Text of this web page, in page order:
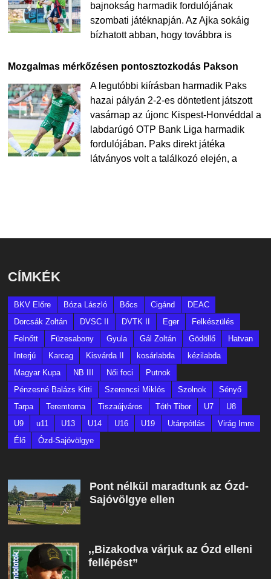
bajnokság harmadik fordulójának
szombati játéknapján. Az Ajka sokáig
bízhatott abban, hogy továbbra is
Mozgalmas mérkőzésen pontosztozkodás Pakson
A legutóbbi kiírásban harmadik Paks
hazai pályán 2-2-es döntetlent játszott
vasárnap az újonc Kispest-Honvéddal a
labdarúgó OTP Bank Liga harmadik
fordulójában. Paks direkt játéka
látványos volt a találkozó elején, a
CÍMKÉK
BKV Előre Bóza László Bőcs Cigánd
DEAC
Dorcsák Zoltán
DVSC II DVTK II Eger
Felkészülés
Felnőtt
Füzesabony Gyula Gál Zoltán Gödöllő
Hatvan
Interjú
Karcag Kisvárda II kosárlabda
kézilabda
Magyar Kupa
NB III Női foci
Putnok
Pénzesné Balázs Kitti
Szerencsi Miklós Szolnok
Sényő
Tarpa
Teremtorna Tiszaújváros Tóth Tibor U7
U8
U9
u11 U13 U14 U16 U19 Utánpótlás
Virág Imre
Élő
Ózd-Sajóvölgye
Pont nélkül maradtunk az Ózd-
Sajóvölgye ellen
,,Bizakodva várjuk az Ózd elleni
fellépést”